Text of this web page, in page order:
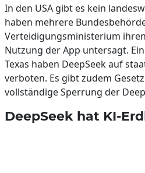
In den USA gibt es kein
haben mehrere
Verteidigungsministerium
Nutzung der App untersagt.
Texas haben DeepSeek auf
verboten. Es gibt zudem
vollständige Sperrung der
DeepSeek hat KI-